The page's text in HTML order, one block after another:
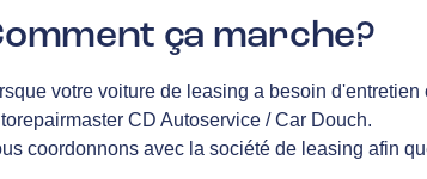
ça marche?
votre voiture de leasing a besoin
CD Autoservice / Car Douch.
coordonnons avec la société de leasing afin